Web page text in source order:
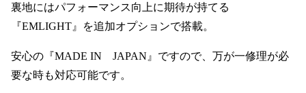
裏地にはパフォーマンス向上に期待が持てる
『EMLIGHT』を追加オプションで搭載。
安心の『MADE IN JAPAN』ですので、万が一修理が必
要な時も対応可能です。